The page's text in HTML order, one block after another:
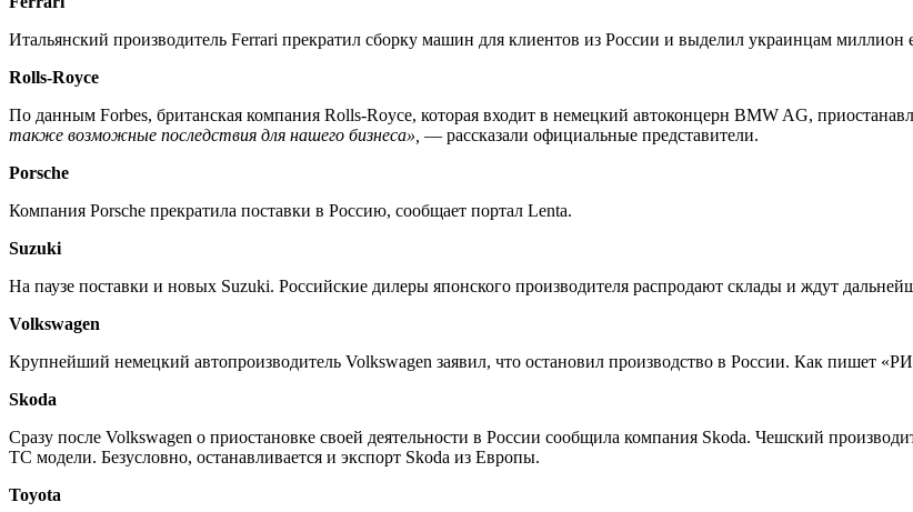
Итальянский производитель Ferrari прекратил сборку машин для клиентов из России и выделил украинцам миллион
Rolls-Royce
По данным Forbes, британская компания Rolls-Royce, которая входит в немецкий автоконцерн BMW AG,
также возможные последствия для нашего бизнеса», — рассказали официальные представители.
Porsche
Компания Porsche прекратила поставки в Россию, сообщает портал Lenta.
Suzuki
На паузе поставки и новых Suzuki. Российские дилеры японского производителя распродают склады и ждут
Volkswagen
Крупнейший немецкий автопроизводитель Volkswagen заявил, что остановил производство в России. Как пишет
Skoda
Сразу после Volkswagen о приостановке своей деятельности в России сообщила компания Skoda. Чешский
ТС модели. Безусловно, останавливается и экспорт Skoda из Европы.
Toyota